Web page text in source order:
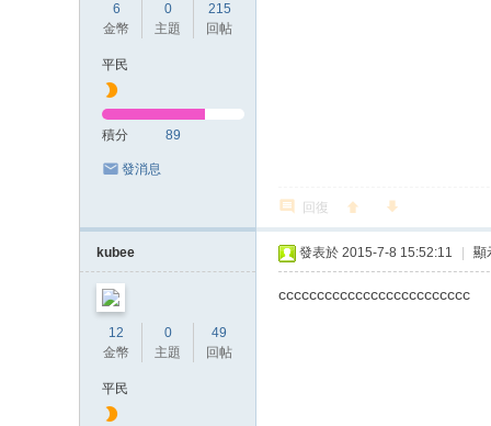
6
金幣
0
主題
215
回帖
平民
積分 89
發消息
回復
kubee
12
金幣
0
主題
49
回帖
平民
發表於 2015-7-8 15:52:11 顯
ccccccccccccccccccccccccc